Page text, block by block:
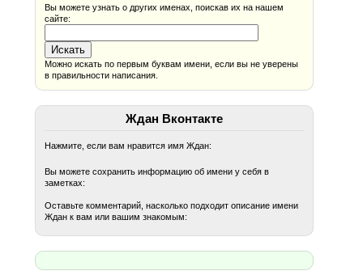
Вы можете узнать о других именах, поискав их на нашем
сайте:
Можно искать по первым буквам имени, если вы не уверены
в правильности написания.
Ждан Вконтакте
Нажмите, если вам нравится имя Ждан:
Вы можете сохранить информацию об имени у себя в
заметках:
Оставьте комментарий, насколько подходит описание имени
Ждан к вам или вашим знакомым: